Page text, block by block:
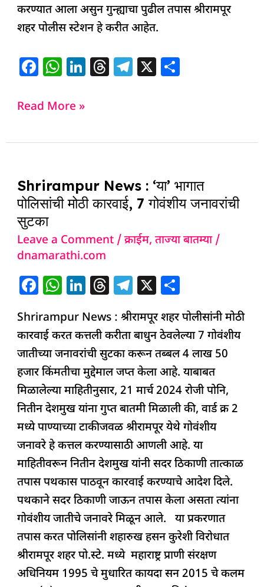
करण्यात आला असुन गुन्ह्याचा पुढील तपास श्रीरामपूर
शहर पोलीस स्टेशन हे करीत आहेत.
F
c
b
o
k
W
at
A
p
Li
dI
T
d
T
ra
X
Read More »
Shrirampur News : ‘या’ भागात
पोलिसांची मोठी कारवाई, 7 गोवंशीय जनावरांची
सुटका
Leave a Comment /क्राईम,ताज्या बातम्या/
dnamarathi.com
F
c
e
b
o
o
k
W
at
s
A
p
p
Li
k
e
dI
n
T
re
a
d
s
T
e
g
ra
m
X
h
ar
e
Shrirampur News : श्रीरामपूर शहर पोलीसांनी मोठी
कारवाई करत कत्तली करीता बाधुन ठेवलेल्या 7 गोवंशीय
जातीच्या जनावरांची सुटका करून तब्बल 4 लाख 50
हजार किंमतीचा मुद्देमाल जप्त केला आहे. याबाबत
मिळालेल्या माहितीनुसार, 21 मार्च 2024 रोजी पोनि,
नितीन देशमुख यांना गुप्त बातमी मिळाली की, वार्ड क्र 2
मध्ये पाण्याच्या टाकीजवळ श्रीरामपूर येथे गोवंशीय
जनावरे हे कत्तल करण्यासाठी आणली आहे. या
माहितीवरून नितीन देशमुख यांनी सदर ठिकाणी तात्काळ
तपास पथकास पाठवून कारवाई करण्याचे आदेश दिले.
पथकाने सदर ठिकाणी जाऊन तपास केला असता त्यांना
गोवंशीय जातीचे जनावरे मिळून आले. या प्रकरणात
तपास करत पोलिसांनी शहारुख हसन कुरेशी विरोधात
श्रीरामपूर शहर पो.स्टे. मध्ये महाराष्ट्र प्राणी संरक्षण
अधिनियम 1995 चे मुधारित कायदा सन 2015 चे कलम
News
:
‘या’
भागात
पोलिसांची
मोठी
कारवाई,
7
गोवंशीय
जनावरांची
सुटका